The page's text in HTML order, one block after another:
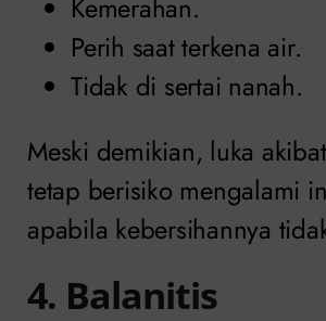
Kemerahan.
Perih saat terkena air.
Tidak di sertai nanah.
Meski demikian, luka
tetap berisiko mengalami
apabila kebersihannya
4. Balanitis